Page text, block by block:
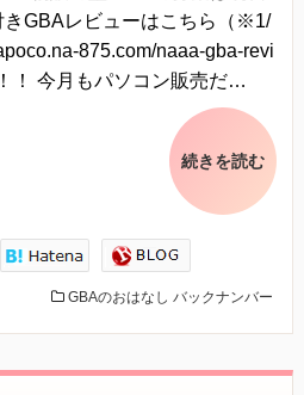
きGBAレビューはこちら（※1/
875.com/naaa-gba-revi
今月もパソコン販売だ…
続きを読む
GBAのおはなし バックナンバー